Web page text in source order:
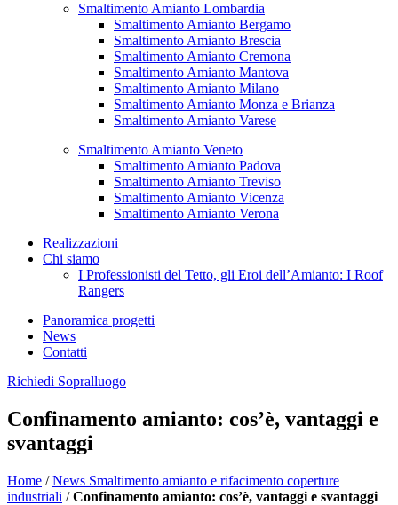
Smaltimento Amianto Lombardia
Smaltimento Amianto Bergamo
Smaltimento Amianto Brescia
Smaltimento Amianto Cremona
Smaltimento Amianto Mantova
Smaltimento Amianto Milano
Smaltimento Amianto Monza e Brianza
Smaltimento Amianto Varese
Smaltimento Amianto Veneto
Smaltimento Amianto Padova
Smaltimento Amianto Treviso
Smaltimento Amianto Vicenza
Smaltimento Amianto Verona
Realizzazioni
Chi siamo
I Professionisti del Tetto, gli Eroi dell’Amianto: I Roof
Rangers
Panoramica progetti
News
Contatti
Richiedi Sopralluogo
Confinamento amianto: cos’è, vantaggi e
svantaggi
Home /News Smaltimento amianto e rifacimento coperture
industriali /Confinamento amianto: cos’è, vantaggi e svantaggi